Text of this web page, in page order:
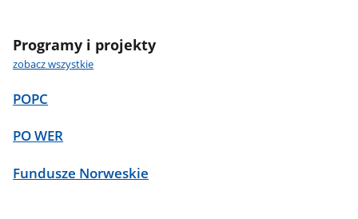
Programy i projekty
zobacz wszystkie
POPC
PO WER
Fundusze Norweskie